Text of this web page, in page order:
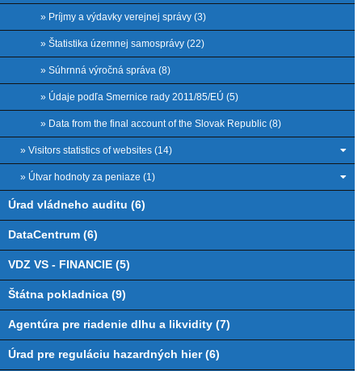
» Príjmy a výdavky verejnej správy (3)
» Štatistika územnej samosprávy (22)
» Súhrnná výročná správa (8)
» Údaje podľa Smernice rady 2011/85/EÚ (5)
» Data from the final account of the Slovak Republic (8)
» Visitors statistics of websites (14)
» Útvar hodnoty za peniaze (1)
Úrad vládneho auditu (6)
DataCentrum (6)
VDZ VS - FINANCIE (5)
Štátna pokladnica (9)
Agentúra pre riadenie dlhu a likvidity (7)
Úrad pre reguláciu hazardných hier (6)